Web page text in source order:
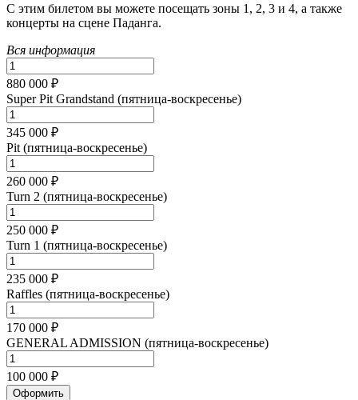
С этим билетом вы можете посещать зоны 1, 2, 3 и 4, а также
концерты на сцене Паданга.
Вся информация
880 000 ₽
Super Pit Grandstand (пятница-воскресенье)
345 000 ₽
Pit (пятница-воскресенье)
260 000 ₽
Turn 2 (пятница-воскресенье)
250 000 ₽
Turn 1 (пятница-воскресенье)
235 000 ₽
Raffles (пятница-воскресенье)
170 000 ₽
GENERAL ADMISSION (пятница-воскресенье)
100 000 ₽
Оформить